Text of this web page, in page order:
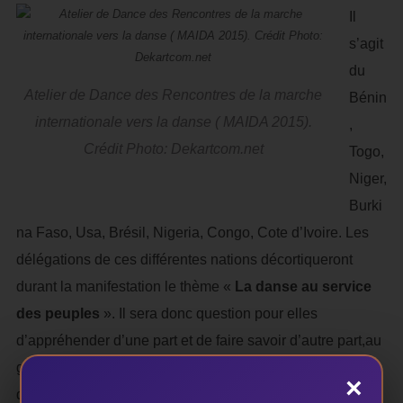
Atelier de Dance des Rencontres de la marche
internationale vers la danse ( MAIDA 2015).
Crédit Photo: Dekartcom.net
s’agit
du
Bénin
,
Togo,
Niger,
Burki
na Faso, Usa, Brésil, Nigeria, Congo, Cote d’Ivoire. Les
délégations de ces différentes nations décortiqueront
durant la manifestation le thème « La danse au service
des peuples ». Il sera donc question pour elles
d’appréhender d’une part et de faire savoir d’autre part,au
grand public le rôle du danseur et la place de la danse
dans la société.
×